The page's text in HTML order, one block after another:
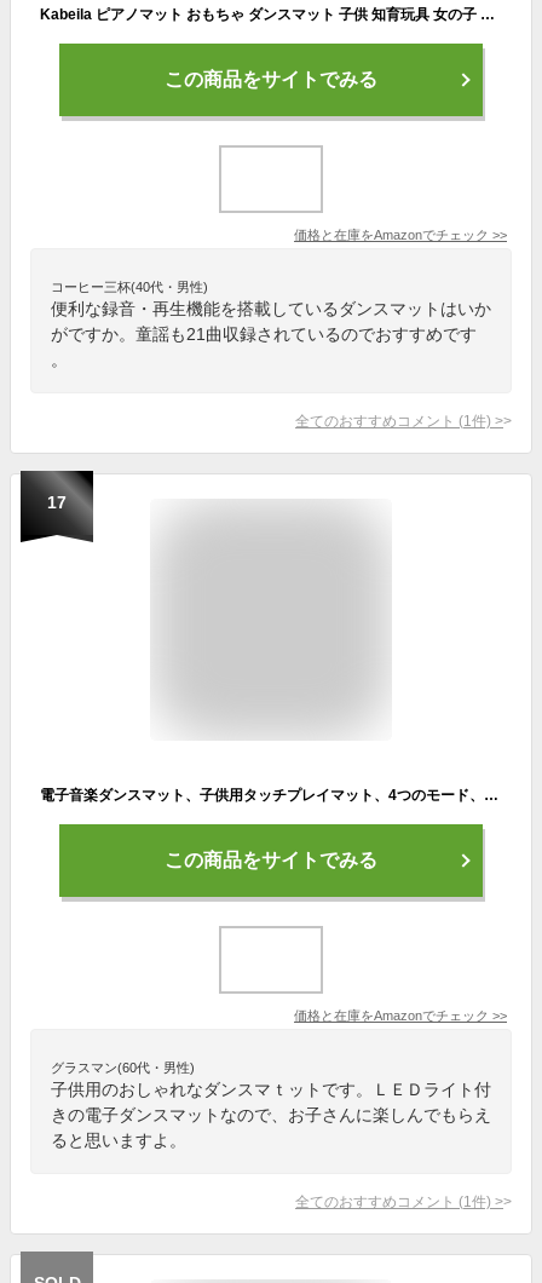
Kabeila ピアノマット おもちゃ ダンスマット 子供 知育玩具 女の子 男の子 誕生日プレゼント 人気 ピアノ おもちゃ ドラム 楽器玩具 ミュージックマット 音楽マット 折り畳み 8つ動物声 21曲デモ 6種類楽器音 録音 再生機能 防水 滑り止め 知育 玩具 女の子 男の子 誕生日 プレゼント クリスマス ギフト ランキング (2in1 ピンク)
この商品をサイトでみる
価格と在庫をAmazonでチェック >>
コーヒー三杯(40代・男性)
便利な録音・再生機能を搭載しているダンスマットはいか
がですか。童謡も21曲収録されているのでおすすめです
。
全てのおすすめコメント (1 件) >
17
電子音楽ダンスマット、子供用タッチプレイマット、4つのモード、LEDライト付き電子ダンスマット、Bluetoothサポート、内蔵音楽、屋外パーティーおもちゃ、子供への誕生日プレゼント
この商品をサイトでみる
価格と在庫をAmazonでチェック >>
グラスマン(60代・男性)
子供用のおしゃれなダンスマｔットです。ＬＥＤライト付
きの電子ダンスマットなので、お子さんに楽しんでもらえ
ると思いますよ。
全てのおすすめコメント (1 件) >